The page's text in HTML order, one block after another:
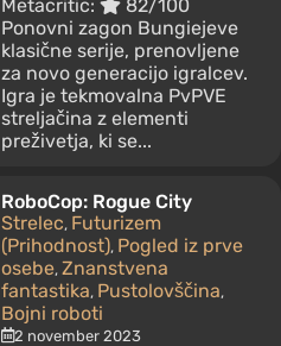
Metacritic:
82/100
Ponovni zagon Bungiejeve
klasične serije, prenovljene
za novo generacijo igralcev.
Igra je tekmovalna PvPVE
streljačina z elementi
preživetja, ki se...
RoboCop: Rogue City
Strelec, Futurizem
(Prihodnost), Pogled iz prve
osebe, Znanstvena
fantastika, Pustolovščina,
Bojni roboti
2 november 2023